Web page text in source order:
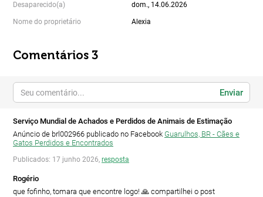
Desaparecido(a) dom., 14.06.2026
Nome do proprietário Alexia
Comentários 3
Enviar
Serviço Mundial de Achados e Perdidos de Animais de Estimação
Anúncio de brl002966 publicado no Facebook Guarulhos, BR - Cães e
Gatos Perdidos e Encontrados
Publicados: 17 junho 2026, resposta
Rogério
que fofinho, tomara que encontre logo! 🙏 compartilhei o post